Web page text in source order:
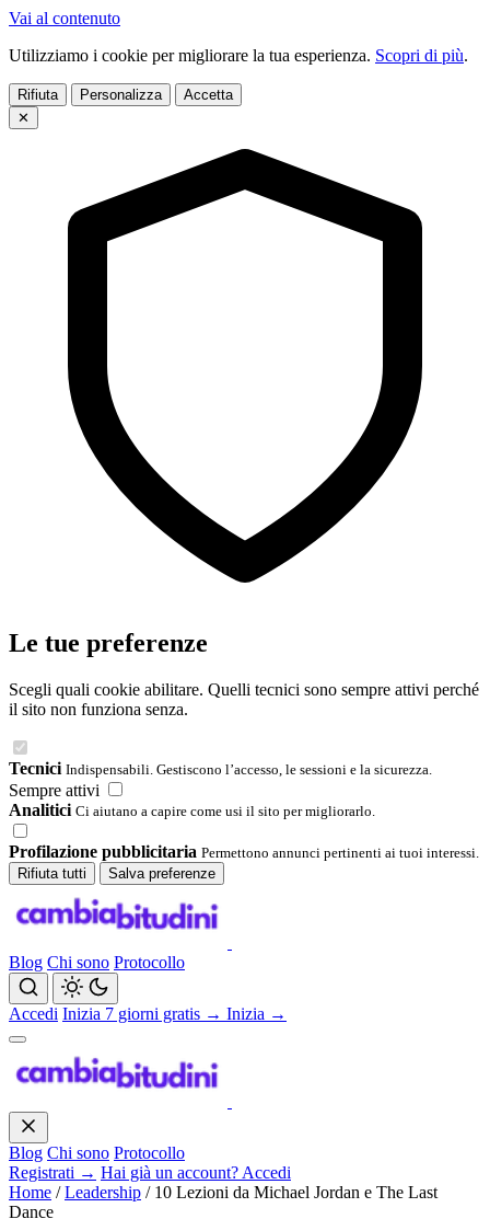
Vai al contenuto
Utilizziamo i cookie per migliorare la tua esperienza. Scopri di più.
Rifiuta Personalizza
Accetta
✕
Le tue preferenze
Scegli quali cookie abilitare. Quelli tecnici sono sempre attivi perché
il sito non funziona senza.
Tecnici Indispensabili. Gestiscono l’accesso, le sessioni e la sicurezza.
Sempre attivi
Analitici Ci aiutano a capire come usi il sito per migliorarlo.
Profilazione pubblicitaria Permettono annunci pertinenti ai tuoi interessi.
Rifiuta tutti
Salva preferenze
Blog Chi sono Protocollo
Accedi Inizia 7 giorni gratis → Inizia →
Blog Chi sono Protocollo
Registrati → Hai già un account? Accedi
Home / Leadership / 10 Lezioni da Michael Jordan e The Last
Dance